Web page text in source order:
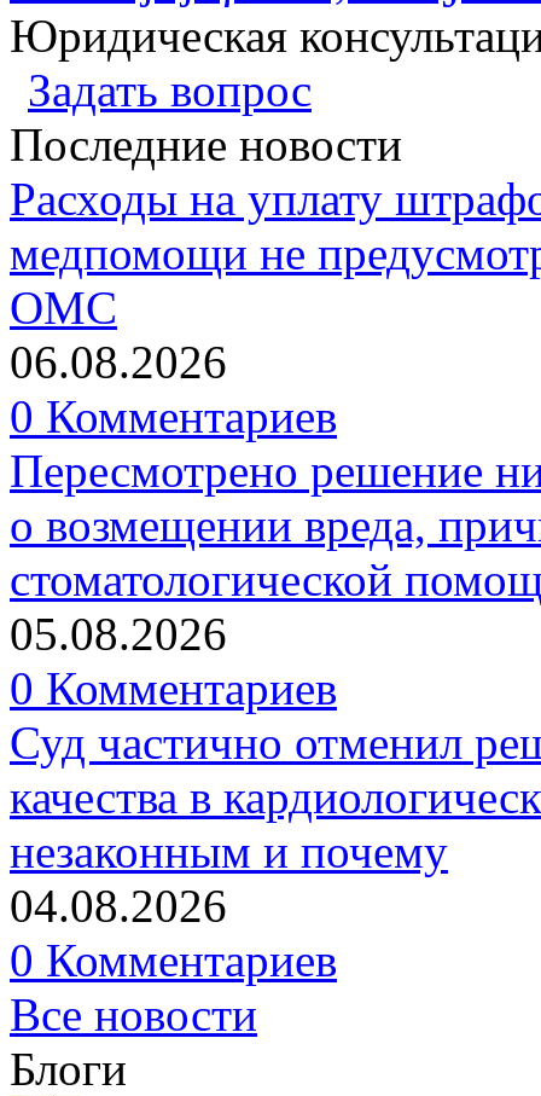
Юридическая
Задать вопрос
Последние новости
Расходы на уплату
медпомощи не
ОМС
06.08.2026
0 Комментариев
Пересмотрено решение
о возмещении вреда,
стоматологической
05.08.2026
0 Комментариев
Суд частично отменил
качества в
незаконным и почему
04.08.2026
0 Комментариев
Все новости
Блоги